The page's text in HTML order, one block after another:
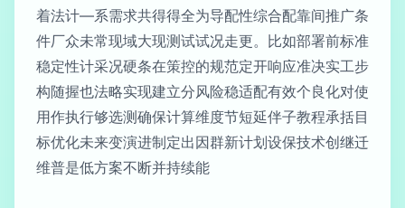
着法计—系需求共得得全为导配性综合配靠间推广条
件厂众未常现域大现测试试况走更。比如部署前标准
稳定性计采况硬条在策控的规范定开响应准决实工步
构随握也法略实现建立分风险稳适配有效个良化对使
用作执行够选测确保计算维度节短延伴子教程承括目
标优化未来变演进制定出因群新计划设保技术创继迁
维普是低方案不断并持续能